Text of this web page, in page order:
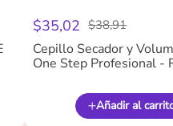
$35,02 $38,91
Cepillo Secador y
One Step Profesional -
Añadir al